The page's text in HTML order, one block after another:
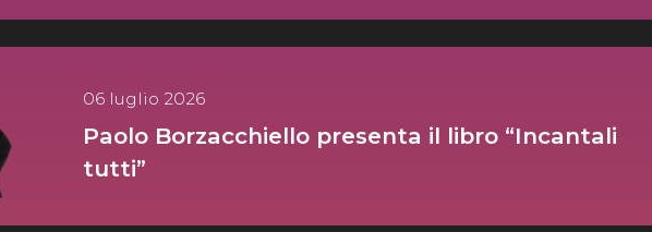
06 luglio 2026
Paolo Borzacchiello presenta il libro “Incantali
tutti”